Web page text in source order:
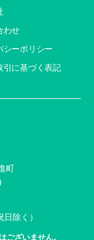
町
除く）
ございません。
わせ
シーポリシー
引に基づく表記